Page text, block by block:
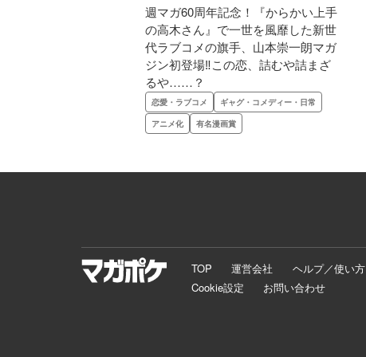
週マガ60周年記念！『からかい上手
の高木さん』で一世を風靡した新世
代ラブコメの旗手、山本崇一朗マガ
ジン初登場‼この恋、詰むや詰まざ
るや……？
恋愛・ラブコメ
ギャグ・コメディー・日常
アニメ化
有名漫画賞
TOP 運営会社 ヘルプ／使い方
Cookie設定
お問い合わせ